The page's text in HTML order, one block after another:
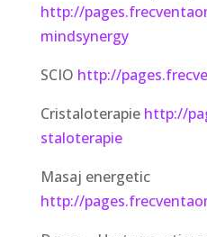
http://
mindsynergy
SCIO http://
Cristaloterapie http://
staloterapie
Masaj energetic
http://